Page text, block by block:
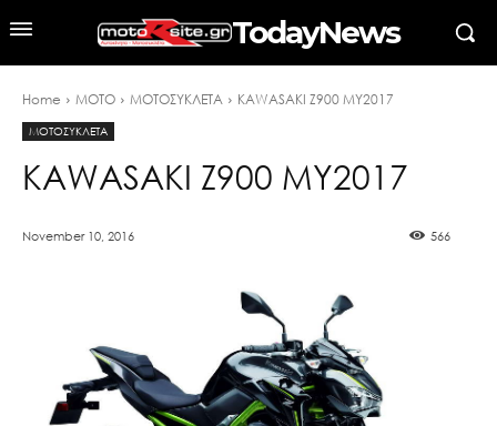
TodayNews
Home MOTO ΜΟΤΟΣΥΚΛΕΤΑ KAWASAKI Ζ900 MY2017
ΜΟΤΟΣΥΚΛΕΤΑ
KAWASAKI Ζ900 MY2017
November 10, 2016 566